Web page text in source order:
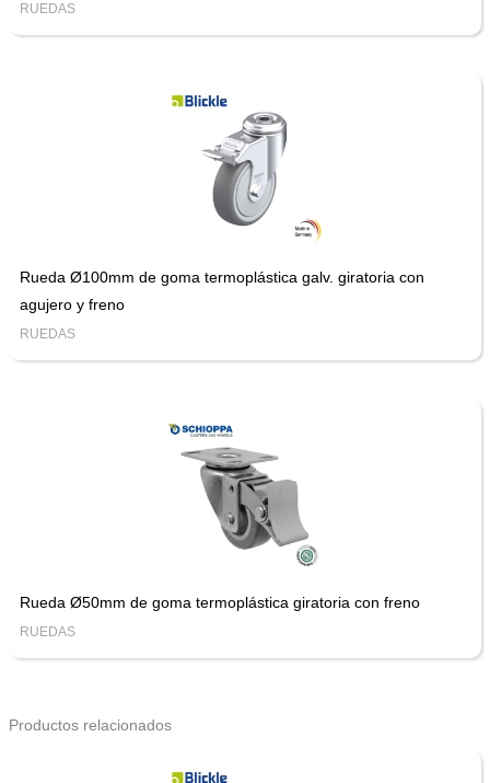
RUEDAS
Rueda Ø100mm de goma termoplástica galv. giratoria con
agujero y freno
RUEDAS
Rueda Ø50mm de goma termoplástica giratoria con freno
RUEDAS
Productos relacionados